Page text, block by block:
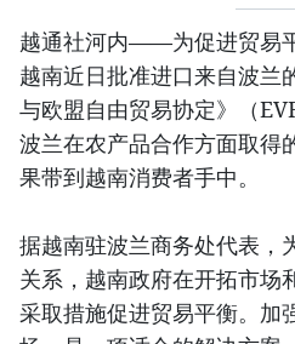
越通社河内——为促进贸易
越南近日批准进口来自波兰
与欧盟自由贸易协定》（
波兰在农产品合作方面取得
果带到越南消费者手中。
据越南驻波兰商务处代表，
关系，越南政府在开拓市场
采取措施促进贸易平衡。加